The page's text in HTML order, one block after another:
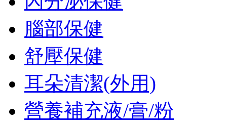
腦部保健
舒壓保健
耳朵清潔(外用)
營養補充液/膏/粉